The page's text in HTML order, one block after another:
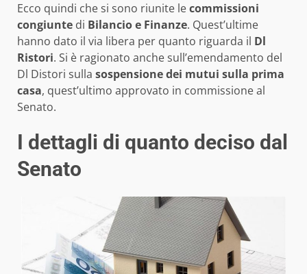
Ecco quindi che si sono riunite lecommissioni
congiunte di Bilancio e Finanze. Quest’ultime
hanno dato il via libera per quanto riguarda il Dl
Ristori. Si è ragionato anche sull’emendamento del
Dl Distori sulla sospensione dei mutui sulla prima
casa, quest’ultimo approvato in commissione al
Senato.
I dettagli di quanto deciso dal
Senato